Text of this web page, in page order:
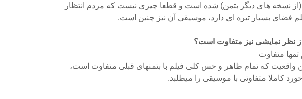
نسخه های دیگر بتمن) شده است و قطعا چیزی نیست که مردم انتظار
فضای بسیار تیره ای دارد، موسیقی آن نیز چنین است.
از نظر نمایشی نیز متفاوت است؟
تمها متفاوت
واقعیت که تمام ظاهر و حس کلی فیلم با بتمنهای قبلی متفاوت است،
کاملا متفاوتی با موسیقی را میطلبد.